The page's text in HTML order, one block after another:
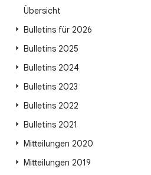
Übersicht
Bulletins für 2026
Bulletins 2025
Bulletins 2024
Bulletins 2023
Bulletins 2022
Bulletins 2021
Mitteilungen 2020
Mitteilungen 2019